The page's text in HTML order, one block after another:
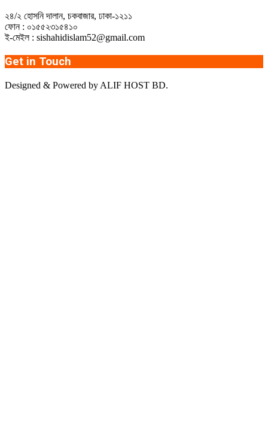
২৪/২ হোসনি দালান, চকবাজার, ঢাকা-১২১১
ফোন : ০১৫৫২৩১৫৪১০
ই-মেইল : sishahidislam52@gmail.com
Get in Touch
Designed & Powered by ALIF HOST BD.